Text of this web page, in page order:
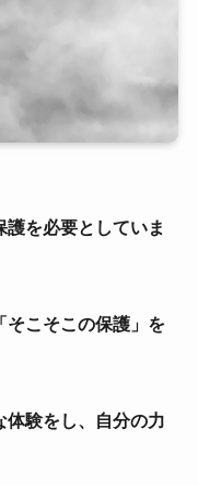
を必要としていま
そこそこの保護」を
体験をし、自分の力